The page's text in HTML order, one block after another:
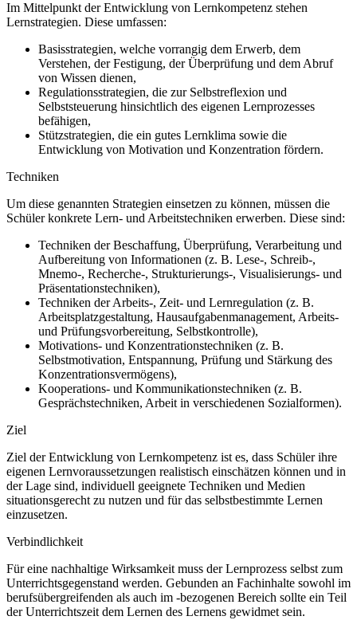
Im Mittelpunkt der Entwicklung von Lernkompetenz stehen
Lernstrategien. Diese umfassen:
Basisstrategien, welche vorrangig dem Erwerb, dem
Verstehen, der Festigung, der Überprüfung und dem Abruf
von Wissen dienen,
Regulationsstrategien, die zur Selbstreflexion und
Selbststeuerung hinsichtlich des eigenen Lernprozesses
befähigen,
Stützstrategien, die ein gutes Lernklima sowie die
Entwicklung von Motivation und Konzentration fördern.
Techniken
Um diese genannten Strategien einsetzen zu können, müssen die
Schüler konkrete Lern- und Arbeitstechniken erwerben. Diese sind:
Techniken der Beschaffung, Überprüfung, Verarbeitung und
Aufbereitung von Informationen (z. B. Lese-, Schreib-,
Mnemo-, Recherche-, Strukturierungs-, Visualisierungs- und
Präsentationstechniken),
Techniken der Arbeits-, Zeit- und Lernregulation (z. B.
Arbeitsplatzgestaltung, Hausaufgabenmanagement, Arbeits-
und Prüfungsvorbereitung, Selbstkontrolle),
Motivations- und Konzentrationstechniken (z. B.
Selbstmotivation, Entspannung, Prüfung und Stärkung des
Konzentrationsvermögens),
Kooperations- und Kommunikationstechniken (z. B.
Gesprächstechniken, Arbeit in verschiedenen Sozialformen).
Ziel
Ziel der Entwicklung von Lernkompetenz ist es, dass Schüler ihre
eigenen Lernvoraussetzungen realistisch einschätzen können und in
der Lage sind, individuell geeignete Techniken und Medien
situationsgerecht zu nutzen und für das selbstbestimmte Lernen
einzusetzen.
Verbindlichkeit
Für eine nachhaltige Wirksamkeit muss der Lernprozess selbst zum
Unterrichtsgegenstand werden. Gebunden an Fachinhalte sowohl im
berufsübergreifenden als auch im -bezogenen Bereich sollte ein Teil
der Unterrichtszeit dem Lernen des Lernens gewidmet sein.